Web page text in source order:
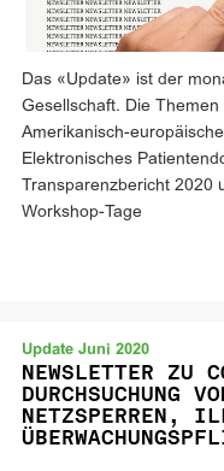
Das «Update» ist der
Gesellschaft. Die
Amerikanisch-
Elektronisches
Transparenzbericht 2020
Workshop-Tage
Update Juni 2020
NEWSLETTER ZU
DURCHSUCHUNG
NETZSPERREN,